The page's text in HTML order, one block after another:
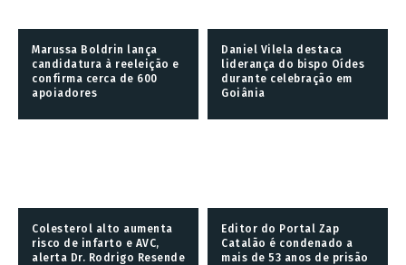
Marussa Boldrin lança
candidatura à reeleição e
confirma cerca de 600
apoiadores
Daniel Vilela destaca
liderança do bispo Oídes
durante celebração em
Goiânia
Colesterol alto aumenta
risco de infarto e AVC,
alerta Dr. Rodrigo Resende
Editor do Portal Zap
Catalão é condenado a
mais de 53 anos de prisão